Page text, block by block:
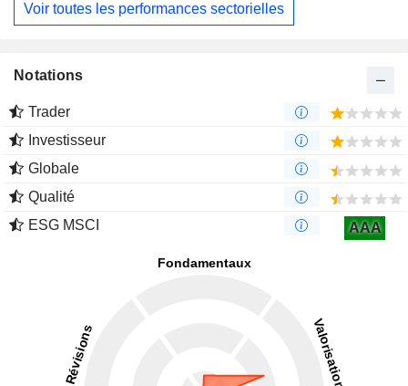
Voir toutes les performances sectorielles
Notations
Trader
Investisseur
Globale
Qualité
ESG MSCI
AAA